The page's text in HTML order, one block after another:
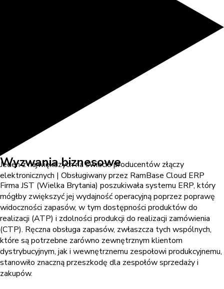
Jeden z największych na świecie producentów złączy
elektronicznych | Obsługiwany przez RamBase Cloud ERP
Wyzwania biznesowe
Firma JST (Wielka Brytania) poszukiwała systemu ERP, który
mógłby zwiększyć jej wydajność operacyjną poprzez poprawę
widoczności zapasów, w tym dostępności produktów do
realizacji (ATP) i zdolności produkcji do realizacji zamówienia
(CTP). Ręczna obsługa zapasów, zwłaszcza tych wspólnych,
które są potrzebne zarówno zewnętrznym klientom
dystrybucyjnym, jak i wewnętrznemu zespołowi produkcyjnemu,
stanowiło znaczną przeszkodę dla zespołów sprzedaży i
zakupów.